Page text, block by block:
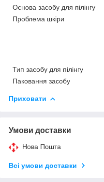
Основа засобу для пілінгу
Проблема шкіри
Тип засобу для пілінгу
Паковання засобу
Приховати
Умови доставки
Нова Пошта
Всі умови доставки